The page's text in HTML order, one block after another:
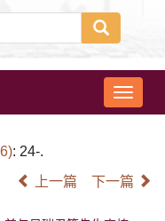
导
航
: 24-.
上一篇 下一篇